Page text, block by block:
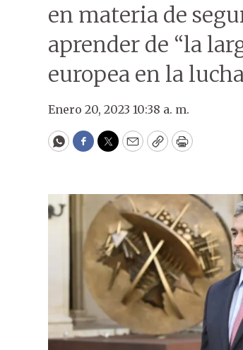
en materia de
aprender de “la
europea en la
Enero 20, 2023 10:38 a. m.
WhatsApp
Facebook
Twitter
EmailCopyPrint